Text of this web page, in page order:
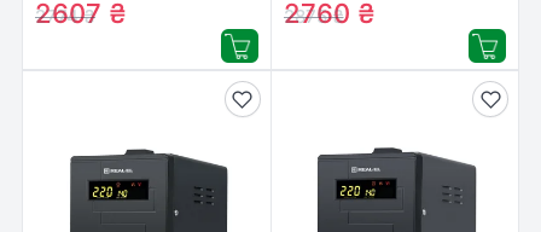
2774₴
2607 ₴ 2875₴
2760 ₴